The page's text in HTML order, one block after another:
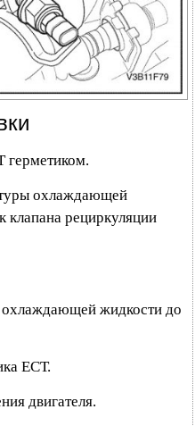
герметиком.
охлаждающей
клапана рециркуляции
охлаждающей жидкости до
ЕСТ.
двигателя.